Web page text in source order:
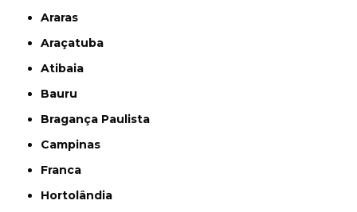
Araras
Araçatuba
Atibaia
Bauru
Bragança Paulista
Campinas
Franca
Hortolândia